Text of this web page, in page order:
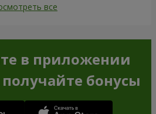
все
в приложении
бонусы